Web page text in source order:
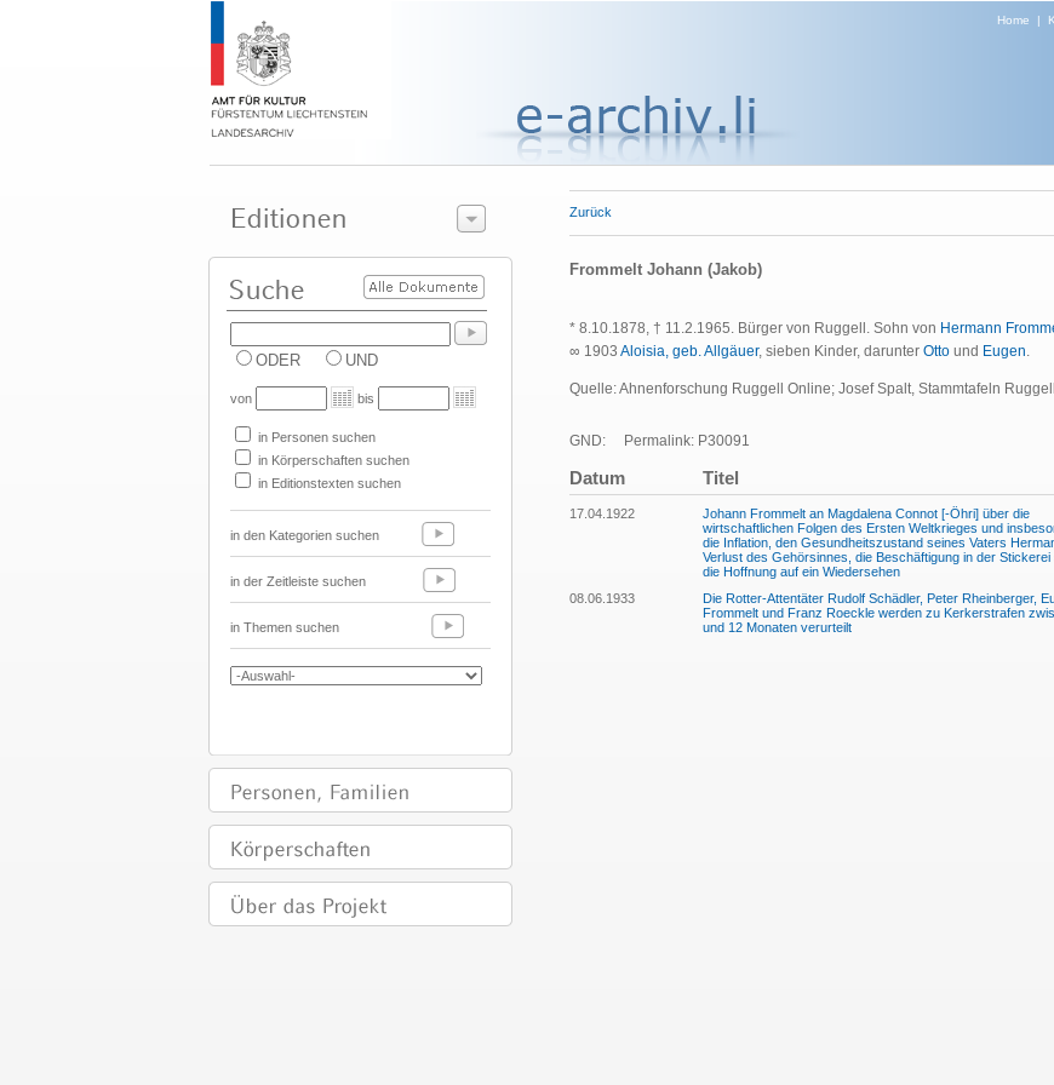
Home |
ODER UND
von bis
in Personen suchen
in Körperschaften suchen
in Editionstexten suchen
in den Kategorien suchen
in der Zeitleiste suchen
in Themen suchen
Zurück
Frommelt Johann (Jakob)
* 8.10.1878, † 11.2.1965. Bürger von Ruggell. Sohn von Hermann
∞ 1903 Aloisia, geb. Allgäuer, sieben Kinder, darunter Otto und Eugen.
Quelle: Ahnenforschung Ruggell Online; Josef Spalt, Stammtafeln
GND: Permalink: P30091
Datum Titel
17.04.1922
Johann Frommelt an Magdalena Connot [-Öhri] über die
wirtschaftlichen Folgen des Ersten Weltkrieges und
die Inflation, den Gesundheitszustand seines Vaters
Verlust des Gehörsinnes, die Beschäftigung in der Stickerei
die Hoffnung auf ein Wiedersehen
08.06.1933
Die Rotter-Attentäter Rudolf Schädler, Peter Rheinberger,
Frommelt und Franz Roeckle werden zu Kerkerstrafen
und 12 Monaten verurteilt